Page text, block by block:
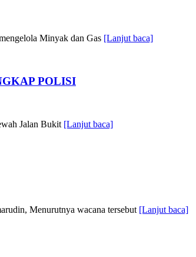
Minyak dan Gas [Lanjut baca]
POLISI
Jalan Bukit [Lanjut baca]
Menurutnya wacana tersebut [Lanjut baca]